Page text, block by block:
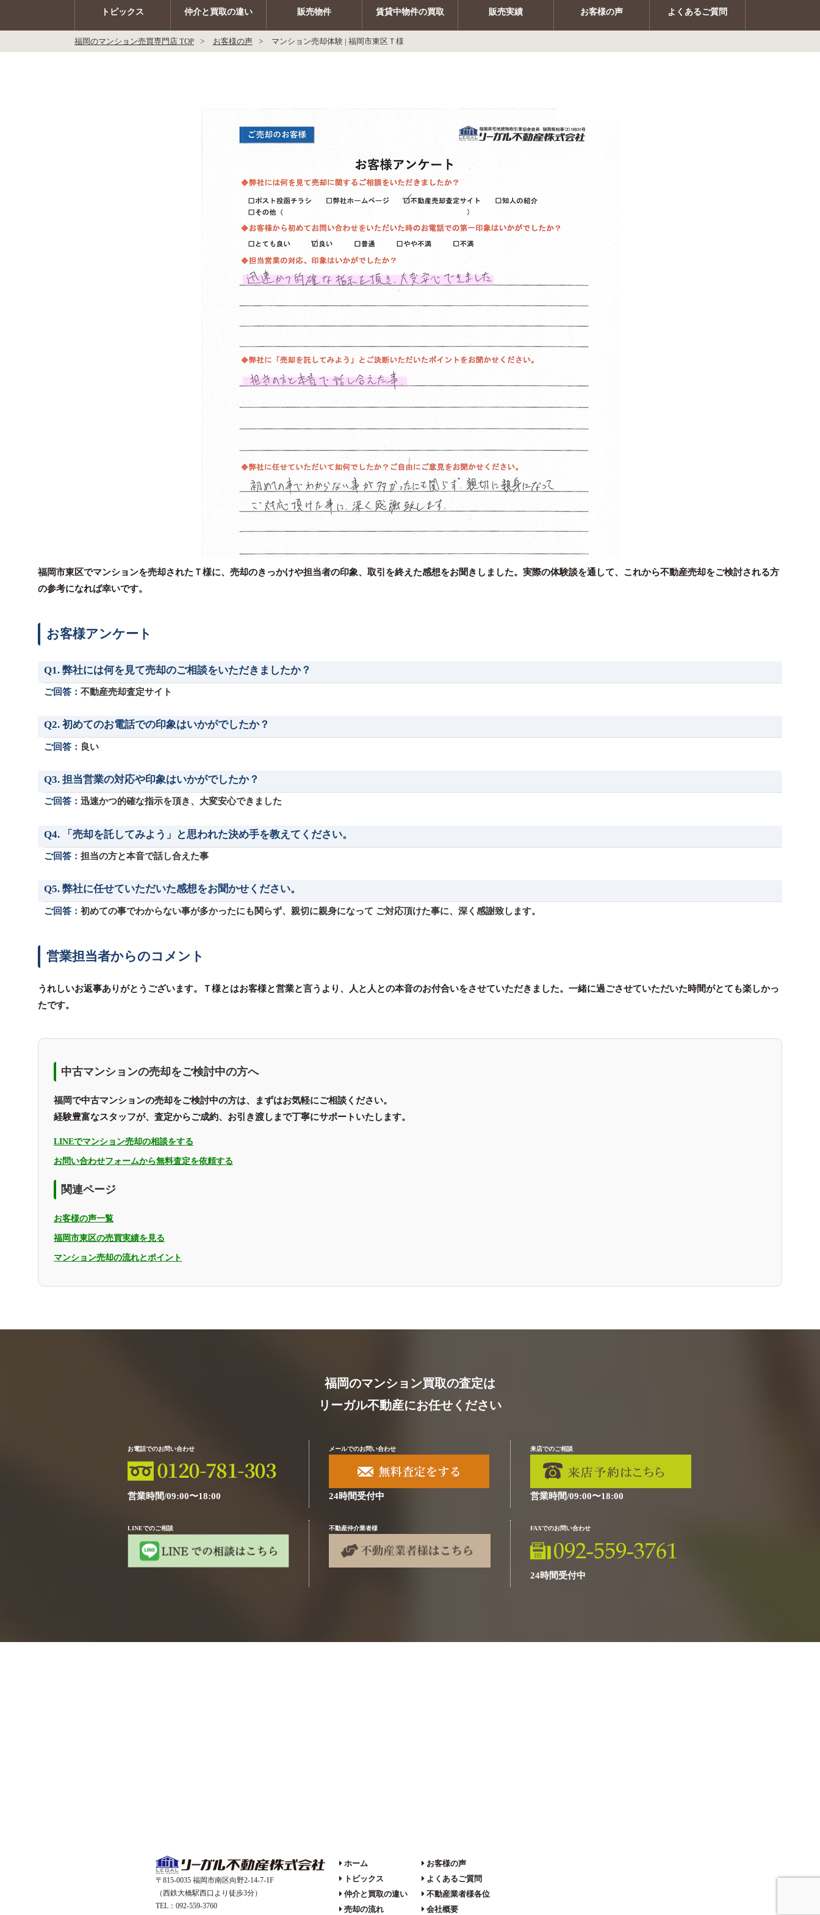
トピックス 仲介と買取の違い 販売物件 賃貸中物件の買取 販売実績 お客様の声 よくあるご質問
福岡のマンション売買専門店 TOP お客様の声 マンション売却体験 | 福岡市東区Ｔ様
福岡市東区でマンションを売却されたＴ様に、売却のきっかけや担当者の印象、取引を終えた感想をお聞きしました。実際の体験談を通して、これから不動産売却をご検討される方
の参考になれば幸いです。
お客様アンケート
Q1. 弊社には何を見て売却のご相談をいただきましたか？
ご回答： 不動産売却査定サイト
Q2. 初めてのお電話での印象はいかがでしたか？
ご回答： 良い
Q3. 担当営業の対応や印象はいかがでしたか？
ご回答： 迅速かつ的確な指示を頂き、大変安心できました
Q4. 「売却を託してみよう」と思われた決め手を教えてください。
ご回答： 担当の方と本音で話し合えた事
Q5. 弊社に任せていただいた感想をお聞かせください。
ご回答： 初めての事でわからない事が多かったにも関らず、親切に親身になって ご対応頂けた事に、深く感謝致します。
営業担当者からのコメント
うれしいお返事ありがとうございます。Ｔ様とはお客様と営業と言うより、人と人との本音のお付合いをさせていただきました。一緒に過ごさせていただいた時間がとても楽しかっ
たです。
中古マンションの売却をご検討中の方へ
福岡で中古マンションの売却をご検討中の方は、まずはお気軽にご相談ください。
経験豊富なスタッフが、査定からご成約、お引き渡しまで丁寧にサポートいたします。
LINEでマンション売却の相談をする
お問い合わせフォームから無料査定を依頼する
関連ページ
お客様の声一覧
福岡市東区の売買実績を見る
マンション売却の流れとポイント
福岡のマンション買取の査定は
リーガル不動産にお任せください
お電話でのお問い合わせ
営業時間/09:00〜18:00
メールでのお問い合わせ
24時間受付中
来店でのご相談
営業時間/09:00〜18:00
LINEでのご相談 不動産仲介業者様 FAXでのお問い合わせ
24時間受付中
〒815-0035 福岡市南区向野2-14-7-1F
（西鉄大橋駅西口より徒歩3分）
TEL：092-559-3760
ホーム
トピックス
仲介と買取の違い
売却の流れ
お客様の声
よくあるご質問
不動産業者様各位
会社概要